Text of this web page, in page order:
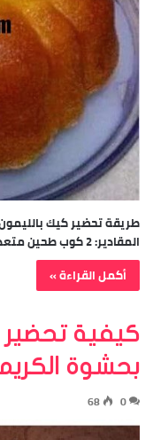
طريقة تحضير كيك
المقادير: 2 كوب طحين متعدد الاستعمالات 1 كوب سكر نصف…
أكمل القراءة »
كيفية
بحشوة
0
68